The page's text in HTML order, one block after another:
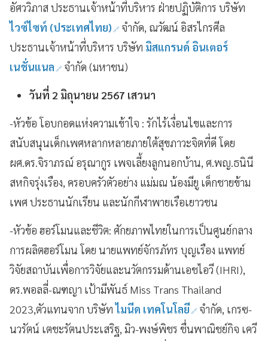
อัศววิภาส ประธานเจ้าหน้าที่บริหาร ฝ่ายปฏิบัติการ บริษัท
ไวซ์ไซท์ (ประเทศไทย) จำกัด, ณวัฒน์ อิสรไกรศีล
ประธานเจ้าหน้าที่บริหาร บริษัท มิสแกรนด์ อินเตอร์
เนชั่นแนล จำกัด (มหาชน)
วันที่ 2 มิถุนายน 2567 เสวนา
-หัวข้อ โอบกอดแห่งความเข้าใจ : รักไร้เงื่อนไขและการ
สนับสนุนเด็กเพศหลากหลายภายใต้สุขภาวะจิตที่ดี โดย
ผศ.ดร.จิราภรณ์ อรุณากูร เพจเลี้ยงลูกนอกบ้าน, ศ.พญ.ธนินี
สหกิจรุ่งเรือง, ครอบครัวตัวอย่าง แม่มณ น้องมียู เด็กชายข้าม
เพศ ประธานนักเรียน และนักกีฬาพายเรือเยาวชน
-หัวข้อ ฮอร์โมนและชีวิต: ศักยภาพไทยในการเป็นศูนย์กลาง
การผลิตฮอร์โมน โดย นายแพทย์จักรภัทร บุญเรือง แพทย์
วิจัยสถาบันเพื่อการวิจัยและนวัตกรรมด้านเอชไอวี (IHRI),
ดร.พอลลี่-ณฑญา เป้ามีพันธ์ Miss Trans Thailand
2023,ตัวแทนจาก บริษัทไมนีด เทคโนโลยี จำกัด, เกรซ-
นวรัตน์ เตชะรัตนประเสริฐ, มิว-พงษ์พิชร ชื่นพาณิชย์กิจ เควี